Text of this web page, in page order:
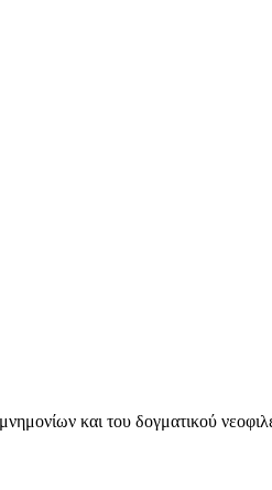
και του δογματικού